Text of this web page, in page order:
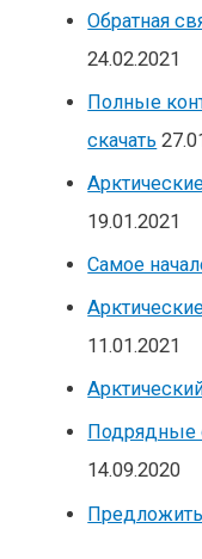
Обратная
24.02.2021
Полные
скачать
19.01.2021
Самое
11.01.2021
Подрядные
14.09.2020